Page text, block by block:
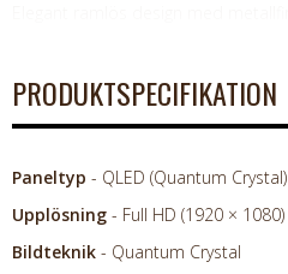
PRODUKTSPECIFIKATION
Paneltyp - QLED (Quantum Crystal)
Upplösning - Full HD (1920 × 1080)
Bildteknik - Quantum Crystal